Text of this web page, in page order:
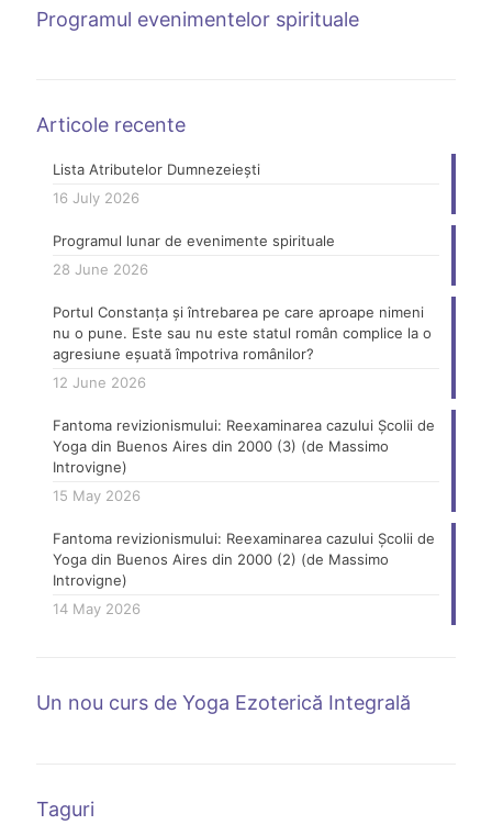
Programul evenimentelor spirituale
Articole recente
Lista Atributelor Dumnezeiești
16 July 2026
Programul lunar de evenimente spirituale
28 June 2026
Portul Constanța și întrebarea pe care aproape nimeni
nu o pune. Este sau nu este statul român complice la o
agresiune eșuată împotriva românilor?
12 June 2026
Fantoma revizionismului: Reexaminarea cazului Școlii de
Yoga din Buenos Aires din 2000 (3) (de Massimo
Introvigne)
15 May 2026
Fantoma revizionismului: Reexaminarea cazului Școlii de
Yoga din Buenos Aires din 2000 (2) (de Massimo
Introvigne)
14 May 2026
Un nou curs de Yoga Ezoterică Integrală
Taguri